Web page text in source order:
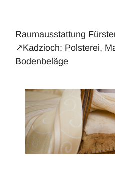
Raumausstattung
↗️Kadzioch: Polsterei,
Bodenbeläge